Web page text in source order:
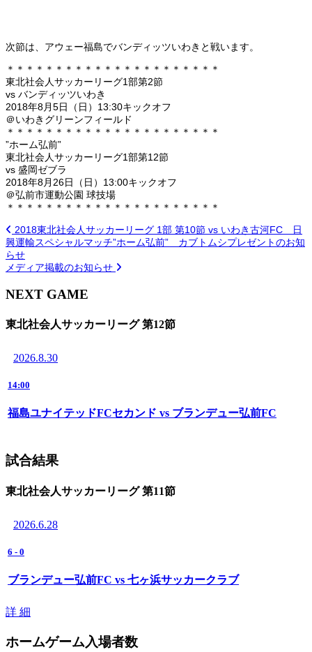
次節は、アウェー福島でバンディッツいわきと戦います。
＊＊＊＊＊＊＊＊＊＊＊＊＊＊＊＊＊＊＊＊＊＊
東北社会人サッカーリーグ1部第2節
vs バンディッツいわき
2018年8月5日（日）13:30キックオフ
＠いわきグリーンフィールド
＊＊＊＊＊＊＊＊＊＊＊＊＊＊＊＊＊＊＊＊＊＊
”ホーム弘前”
東北社会人サッカーリーグ1部第12節
vs 盛岡ゼブラ
2018年8月26日（日）13:00キックオフ
＠弘前市運動公園 球技場
＊＊＊＊＊＊＊＊＊＊＊＊＊＊＊＊＊＊＊＊＊＊
2018東北社会人サッカーリーグ 1部 第10節 vs いわき古河FC 日
興運輸スペシャルマッチ”ホーム弘前” カブトムシプレゼントのお知
らせ
メディア掲載のお知らせ
NEXT GAME
東北社会人サッカーリーグ 第12節
2026.8.30
14:00
福島ユナイテッドFCセカンド vs ブランデュー弘前FC
試合結果
東北社会人サッカーリーグ 第11節
2026.6.28
6 - 0
ブランデュー弘前FC vs 七ヶ浜サッカークラブ
詳 細
ホームゲーム入場者数